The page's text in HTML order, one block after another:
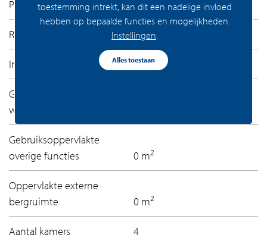
Permanente bewoning Ja
Recreatiewoning Nee
Inhoud 288 m
Gebruiksoppervlakte
woonfunctie
Gebruiksoppervlakte
overige functies
0 m2
Oppervlakte externe
bergruimte
0 m2
Aantal kamers 4
toestemming intrekt, kan dit een nadelige invloed
hebben op bepaalde functies en mogelijkheden.
Instellingen
Alles toestaan